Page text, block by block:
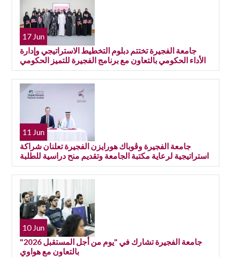
17 Jun
جامعة الفجيرة تختتم دبلوم التخطيط الاستراتيجي وإدارة
الأداء الحكومي بالتعاون مع برنامج الفجيرة للتميز الحكومي
11 Jun
جامعة الفجيرة وڤوباك هورايزن الفجيرة تعلنان شراكة
استراتيجية لرعاية مكتبة الجامعة وتقديم منح دراسية للطلبة
10 Jun
جامعة الفجيرة تشارك في "يوم من أجل المستقبل 2026"
بالتعاون مع هواوي